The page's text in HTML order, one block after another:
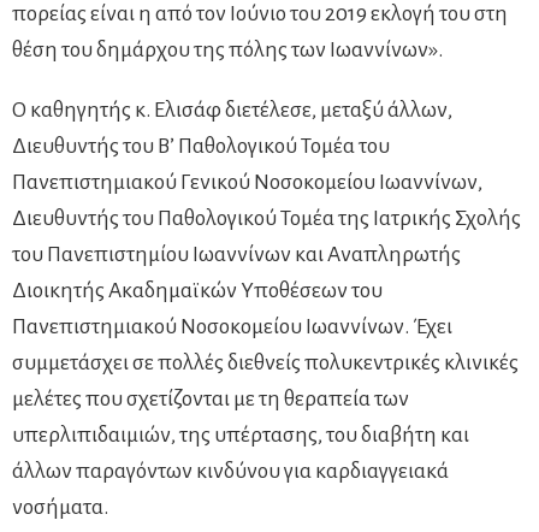
πορείας είναι η από τον Ιούνιο του 2019 εκλογή του στη
θέση του δημάρχου της πόλης των Ιωαννίνων».
Ο καθηγητής κ. Ελισάφ διετέλεσε, μεταξύ άλλων,
Διευθυντής του Β’ Παθολογικού Τομέα του
Πανεπιστημιακού Γενικού Νοσοκομείου Ιωαννίνων,
Διευθυντής του Παθολογικού Τομέα της Ιατρικής Σχολής
του Πανεπιστημίου Ιωαννίνων και Αναπληρωτής
Διοικητής Ακαδημαϊκών Υποθέσεων του
Πανεπιστημιακού Νοσοκομείου Ιωαννίνων. Έχει
συμμετάσχει σε πολλές διεθνείς πολυκεντρικές κλινικές
μελέτες που σχετίζονται με τη θεραπεία των
υπερλιπιδαιμιών, της υπέρτασης, του διαβήτη και
άλλων παραγόντων κινδύνου για καρδιαγγειακά
νοσήματα.